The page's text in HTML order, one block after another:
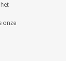
onze